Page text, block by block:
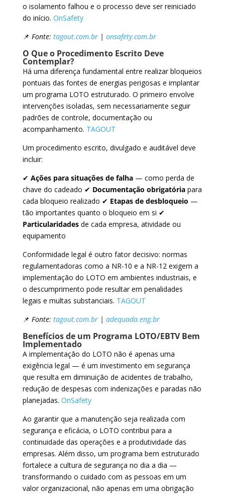
o isolamento falhou e o processo deve ser reiniciado
do início. OnSafety
📌 Fonte: tagout.com.br| onsafety.com.br
O Que o Procedimento Escrito Deve
Contemplar?
Há uma diferença fundamental entre realizar bloqueios
pontuais das fontes de energias perigosas e implantar
um programa LOTO estruturado. O primeiro envolve
intervenções isoladas, sem necessariamente seguir
padrões de controle, documentação ou
acompanhamento. TAGOUT
Um procedimento escrito, divulgado e auditável deve
incluir:
✔ Ações para situações de falha— como perda de
chave do cadeado ✔ Documentação obrigatóriapara
cada bloqueio realizado ✔ Etapas de desbloqueio —
tão importantes quanto o bloqueio em si ✔
Particularidadesde cada empresa, atividade ou
equipamento
Conformidade legal é outro fator decisivo: normas
regulamentadoras como a NR-10 e a NR-12 exigem a
implementação do LOTO em ambientes industriais, e
o descumprimento pode resultar em penalidades
legais e multas substanciais. TAGOUT
📌 Fonte: tagout.com.br| adequada.eng.br
Benefícios de um Programa LOTO/EBTV Bem
Implementado
A implementação do LOTO não é apenas uma
exigência legal — é um investimento em segurança
que resulta em diminuição de acidentes de trabalho,
redução de despesas com indenizações e paradas não
planejadas. OnSafety
Ao garantir que a manutenção seja realizada com
segurança e eficácia, o LOTO contribui para a
continuidade das operações e a produtividade das
empresas. Além disso, um programa bem estruturado
fortalece a cultura de segurança no dia a dia —
transformando o cuidado com as pessoas em um
valor organizacional, não apenas em uma obrigação